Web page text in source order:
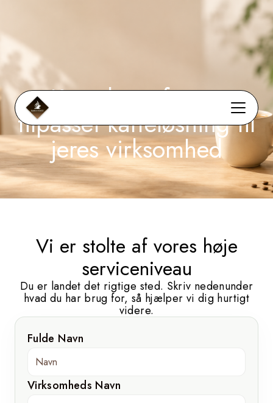
Kontakt os for en
tilpasset kaffeløsning til
jeres virksomhed
Vi er stolte af vores høje
serviceniveau
Du er landet det rigtige sted. Skriv nedenunder
hvad du har brug for, så hjælper vi dig hurtigt
videre.
Fulde Navn
Virksomheds Navn